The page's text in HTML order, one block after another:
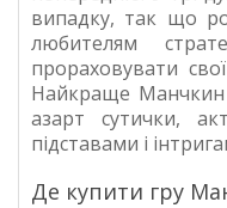
випадку, так що
любителям
прораховувати
Найкраще Манчкин
азарт сутички,
підставами і
Де купити гру